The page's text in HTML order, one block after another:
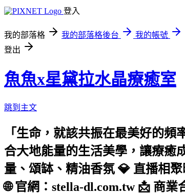
登入
我的部落格 我的部落格後台
我的帳號
登出
魚魚x星黛拉水晶療癒室
跳到主文
「生命，就該共振在最美好的
合大地能量的生活美學，讓療癒
量、頌缽、精油香氛 💎 直播相
🌐 官網：stella-dl.com.tw 📩 商業